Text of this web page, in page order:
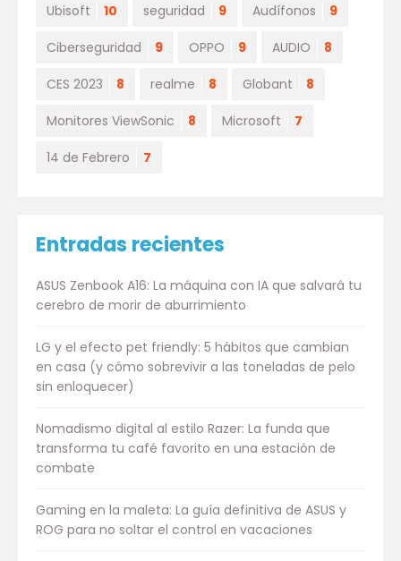
Ubisoft 10 seguridad 9 Audífonos 9
Ciberseguridad 9 OPPO 9 AUDIO 8
CES 2023 8 realme 8 Globant 8
Monitores ViewSonic 8 Microsoft 7
14 de Febrero 7
Entradas recientes
ASUS Zenbook A16: La máquina con IA que salvará tu
cerebro de morir de aburrimiento
LG y el efecto pet friendly: 5 hábitos que cambian
en casa (y cómo sobrevivir a las toneladas de pelo
sin enloquecer)
Nomadismo digital al estilo Razer: La funda que
transforma tu café favorito en una estación de
combate
Gaming en la maleta: La guía definitiva de ASUS y
ROG para no soltar el control en vacaciones